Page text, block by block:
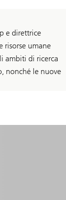
e direttrice
risorse umane
ambiti di ricerca
nonché le nuove